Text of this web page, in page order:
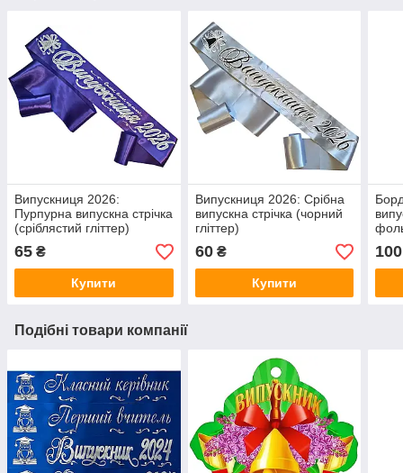
Випускниця 2026:
Пурпурна випускна стрічка
(сріблястий гліттер)
65 ₴
Купити
Випускниця 2026: Срібна
випускна стрічка (чорний
гліттер)
60₴
Купити
100
Подібні товари компанії